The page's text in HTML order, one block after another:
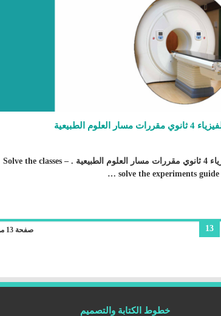
الطبيعية
حل الفصول – حل دليل التجارب – توزيع الفيزياء 4 ثانوي مقررات مسار العلوم الطبيعية . Solve the classes –
solve the experiments guide
صفحة 13 من 13 13
خطوط الكتابة والتصميم